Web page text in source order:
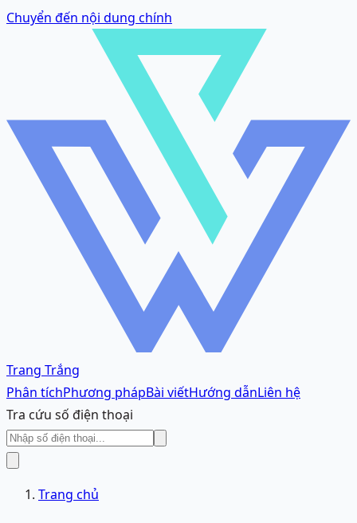
Chuyển đến nội dung chính
Trang Trắng
Phân tíchPhương phápBài viếtHướng dẫnLiên hệ
Tra cứu số điện thoại
Trang chủ